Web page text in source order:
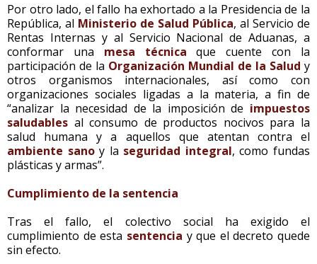
Por otro lado, el fallo ha exhortado a la Presidencia de la
República, al Ministerio de Salud Pública, al Servicio de
Rentas Internas y al Servicio Nacional de Aduanas, a
conformar una mesa técnica que cuente con la
participación de la Organización Mundial de la Salud y
otros organismos internacionales, así como con
organizaciones sociales ligadas a la materia, a fin de
“analizar la necesidad de la imposición de impuestos
saludables al consumo de productos nocivos para la
salud humana y a aquellos que atentan contra el
ambiente sanoy la seguridad integral, como fundas
plásticas y armas”.
Cumplimiento de la sentencia
Tras el fallo, el colectivo social ha exigido el
cumplimiento de esta sentencia y que el decreto quede
sin efecto.